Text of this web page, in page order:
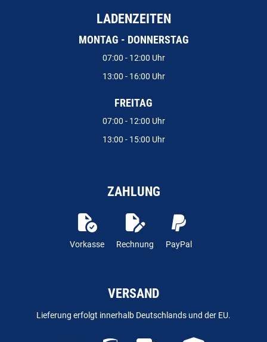
LADENZEITEN
MONTAG - DONNERSTAG
07:00 - 12:00 Uhr
13:00 - 16:00 Uhr
FREITAG
07:00 - 12:00 Uhr
13:00 - 15:00 Uhr
ZAHLUNG
Vorkasse Rechnung PayPal
VERSAND
Lieferung erfolgt innerhalb Deutschlands und der EU.